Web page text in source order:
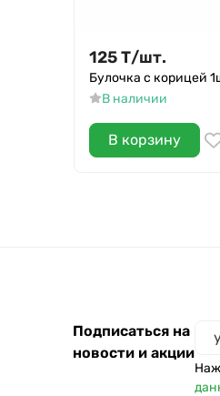
125Т/шт.
Булочка с корицей
В наличии
В корзину
Подписаться на
новости и акции